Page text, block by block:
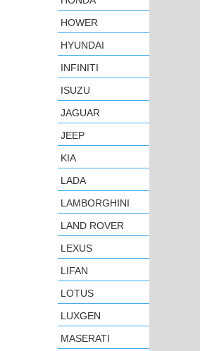
HOWER
HYUNDAI
INFINITI
ISUZU
JAGUAR
JEEP
KIA
LADA
LAMBORGHINI
LAND ROVER
LEXUS
LIFAN
LOTUS
LUXGEN
MASERATI